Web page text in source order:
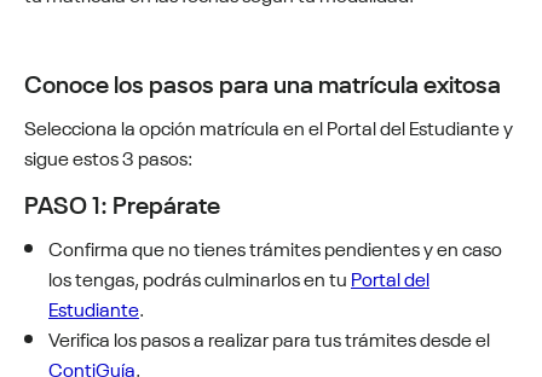
Conoce los pasos para una matrícula exitosa
Selecciona la opción matrícula en el Portal del Estudiante y
sigue estos 3 pasos:
PASO 1: Prepárate
Confirma que no tienes trámites pendientes y en caso
los tengas, podrás culminarlos en tu Portal del
Estudiante.
Verifica los pasos a realizar para tus trámites desde el
ContiGuía.